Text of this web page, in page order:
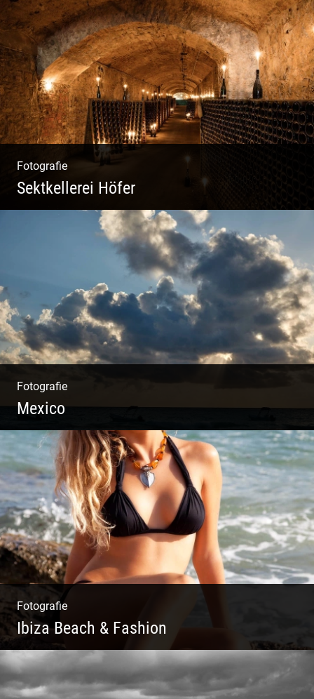
Freiheit genießen | Körper, Geist und Energie
| Ruhe und Entspannung | Bewusstsein für
Natur
Fotografie
Sektkellerei Höfer
Sekt Perlen | Tiefe Keller | Coole Kerle |
Idyllische Weinberge
Fotografie
Mexico
Travelling Mexico | Tulum Sunsets | Yellow
Izamal | Isla Holbox
Fotografie
Ibiza Beach & Fashion
Ibiza Beach & Fashion